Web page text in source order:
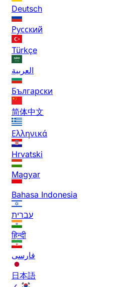
Deutsch
Русский
Türkçe
العربية
Български
简体中文
Ελληνικά
Hrvatski
Magyar
Bahasa Indonesia
עברית
हिन्दी
فارسی
日本語